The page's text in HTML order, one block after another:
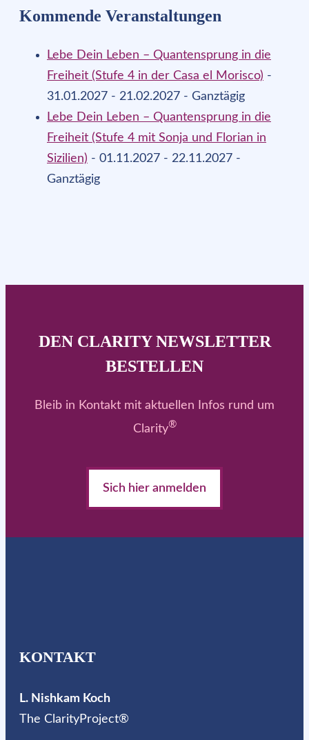
Kommende Veranstaltungen
Lebe Dein Leben – Quantensprung in die
Freiheit (Stufe 4 in der Casa el Morisco) -
31.01.2027 - 21.02.2027 - Ganztägig
Lebe Dein Leben – Quantensprung in die
Freiheit (Stufe 4 mit Sonja und Florian in
Sizilien) - 01.11.2027 - 22.11.2027 -
Ganztägig
DEN CLARITY NEWSLETTER
BESTELLEN
Bleib in Kontakt mit aktuellen Infos rund um
Clarity®
Sich hier anmelden
KONTAKT
L. Nishkam Koch
The ClarityProject®